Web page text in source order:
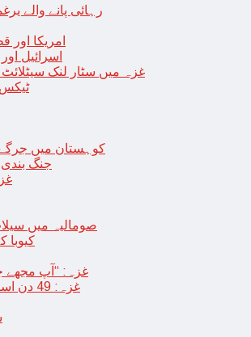
رہائی پانے والے
امریکا
اسرائیل
غزہ میں سٹار لنک
ٹیکس
< > کوہستان میں
جنگ بندی
صومالیہ میں سیلاب سے7 لاکھ افراد بے گھر،بڑے پیمانے پر زرعی
غزہ: “آپ مجھے
غزہ: 49 دن اسرائیلی بمباری کے بعد عارضی جنگ بندی، فلسطینیوں کی اپنے گھر واپسی